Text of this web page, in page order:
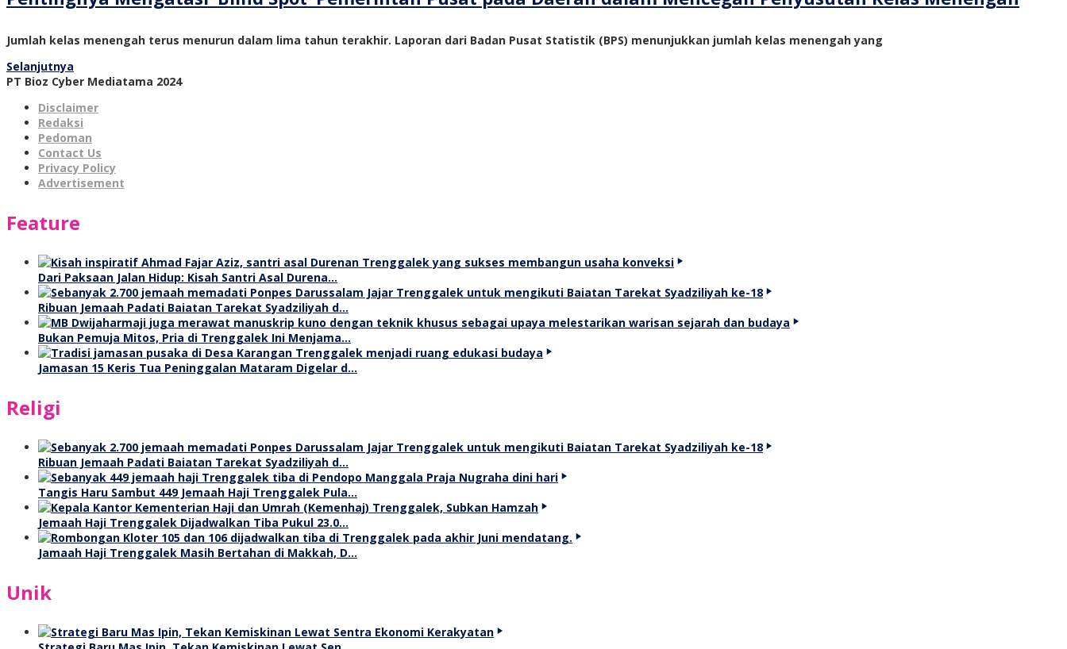
Jumlah kelas menengah terus menurun dalam lima tahun terakhir. Laporan dari Badan Pusat Statistik (BPS) menunjukkan jumlah kelas menengah yang
Selanjutnya
PT Bioz Cyber Mediatama 2024
Disclaimer
Redaksi
Pedoman
Contact Us
Privacy Policy
Advertisement
Feature
Dari Paksaan Jalan Hidup: Kisah Santri Asal Durena…
Ribuan Jemaah Padati Baiatan Tarekat Syadziliyah d…
Bukan Pemuja Mitos, Pria di Trenggalek Ini Menjama…
Jamasan 15 Keris Tua Peninggalan Mataram Digelar d…
Religi
Ribuan Jemaah Padati Baiatan Tarekat Syadziliyah d…
Tangis Haru Sambut 449 Jemaah Haji Trenggalek Pula…
Jemaah Haji Trenggalek Dijadwalkan Tiba Pukul 23.0…
Jamaah Haji Trenggalek Masih Bertahan di Makkah, D…
Unik